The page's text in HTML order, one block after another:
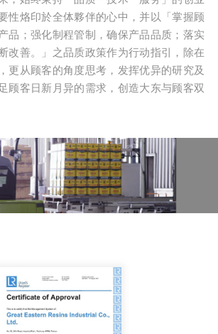
性烙印於全体夥伴的心中，并以「掌握顾
品；强化制程管制，确保产品品质；落实
改善。」之品质政策作为行动指引，除在
更从顾客的角度思考，发挥优异的研究及
顾客日新月异的需求，创造大东与顾客双